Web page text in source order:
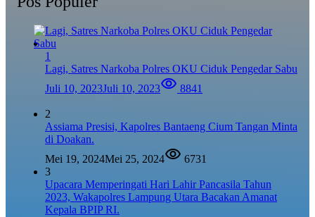
1
Lagi, Satres Narkoba Polres OKU Ciduk Pengedar Sabu
Juli 10, 2023Juli 10, 2023 8841
2
Assiama Presisi, Kapolres Bantaeng Cium Tangan Minta
di Doakan.
Mei 19, 2024Mei 25, 2024
6731
3
Upacara Memperingati Hari Lahir Pancasila Tahun
2023, Wakapolres Lampung Utara Bacakan Amanat
Kepala BPIP RI.